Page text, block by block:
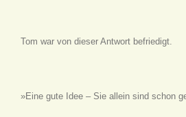
Tom war von dieser Antwort befriedigt.
»Eine gute Idee – Sie allein sind schon